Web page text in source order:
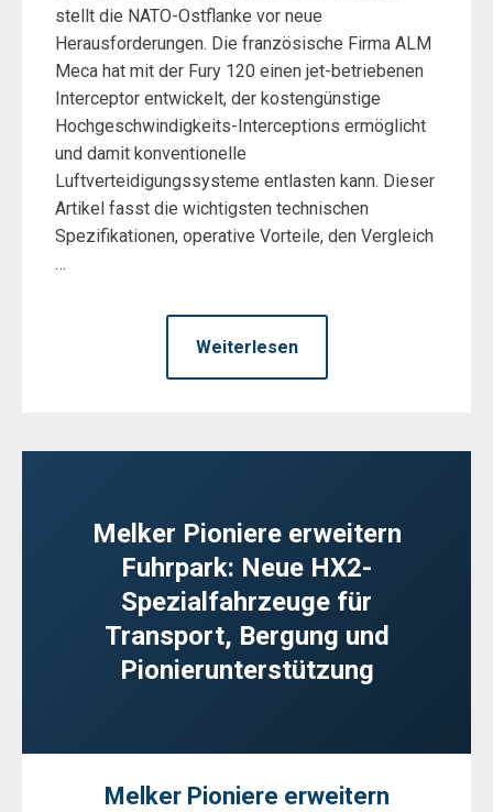
stellt die NATO-Ostflanke vor neue
Herausforderungen. Die französische Firma ALM
Meca hat mit der Fury 120 einen jet-betriebenen
Interceptor entwickelt, der kostengünstige
Hochgeschwindigkeits-Interceptions ermöglicht
und damit konventionelle
Luftverteidigungssysteme entlasten kann. Dieser
Artikel fasst die wichtigsten technischen
Spezifikationen, operative Vorteile, den Vergleich
…
Weiterlesen
Melker Pioniere erweitern
Fuhrpark: Neue HX2-
Spezialfahrzeuge für
Transport, Bergung und
Pionierunterstützung
Melker Pioniere erweitern